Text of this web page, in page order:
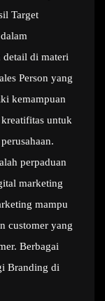
Target
detail di materi
Person yang
kemampuan
untuk
perpaduan
marketing
mampu
customer yang
Berbagai
Branding di